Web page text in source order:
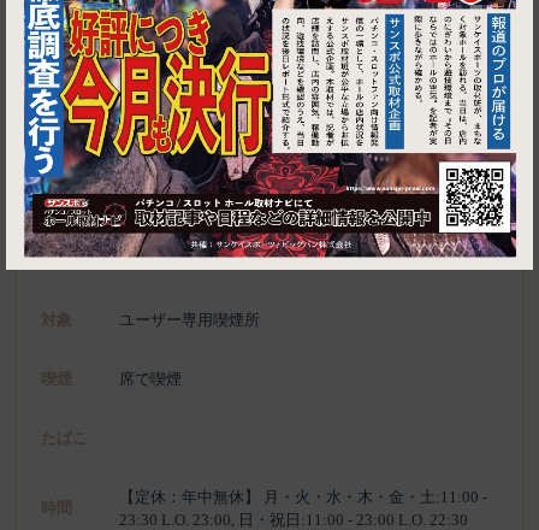
東京都千代田区丸の内1-6-3 丸ノ内ホテル 7F
施設名 ル・コネスール 丸ノ内ホテル店
電話 03-3215-5555
種別 ユーザー専用喫煙所、喫煙可能施設
対象 ユーザー専用喫煙所
喫煙 席で喫煙
たばこ
時間
【定休：年中無休】 月・火・水・木・金・土:11:00 -
23:30 L.O. 23:00, 日・祝日:11:00 - 23:00 L.O. 22:30